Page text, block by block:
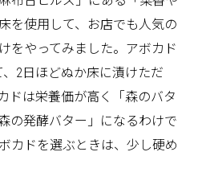
を使用して、お店でも人気の
をやってみました。アボカド
2日ほどぬか床に漬けただ
ドは栄養価が高く「森のバタ
の発酵バター」になるわけで
カドを選ぶときは、少し硬め